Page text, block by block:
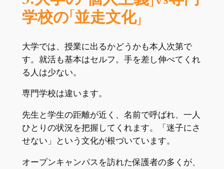
学校の「並走文化」
大学では、授業に出るかどうかも本人次第で
す。就活も基本はセルフ。手を差し伸べてくれ
る人は少ない。
専門学校は違います。
先生と学生の距離が近く、名前で呼ばれ、一人
ひとりの状況を把握してくれます。「迷子にさ
せない」という文化が根づいています。
オープンキャンパスを訪れた保護者の多くが、